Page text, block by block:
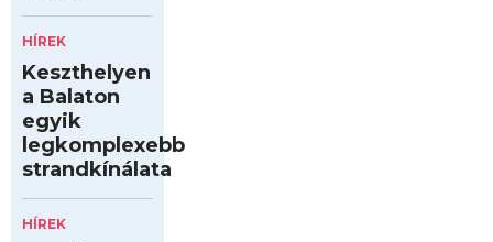
HÍREK
Keszthelyen
a Balaton
egyik
legkomplexebb
strandkínálata
HÍREK